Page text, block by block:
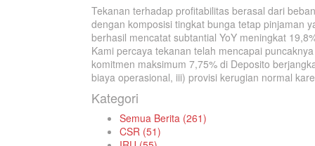
Tekanan terhadap profitabilitas berasal dari
dengan komposisi tingkat bunga tetap pinjaman
berhasil mencatat subtantial YoY meningkat
Kami percaya tekanan telah mencapai
komitmen maksimum 7,75% di Deposito
biaya operasional, iii) provisi kerugian normal
Kategori
Semua Berita (261)
CSR (51)